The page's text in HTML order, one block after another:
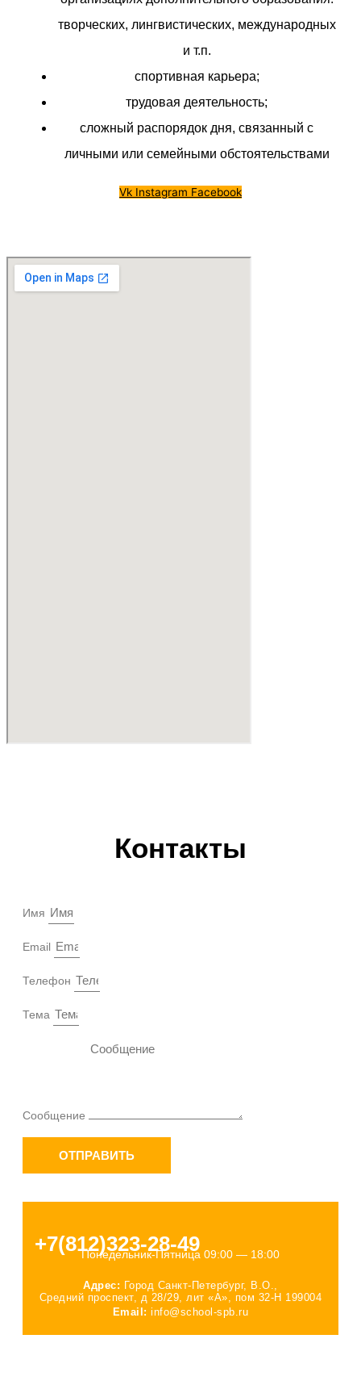
творческих, лингвистических, международных
и т.п.
спортивная карьера;
трудовая деятельность;
сложный распорядок дня, связанный с
личными или семейными обстоятельствами
Vk Instagram Facebook
Контакты
Имя
Email
Телефон
Тема
Сообщение
ОТПРАВИТЬ
+7(812)323-28-49
Понедельник-Пятница 09:00 — 18:00
Адрес: Город Санкт-Петербург, В.О.,
Средний проспект, д 28/29, лит «А», пом 32-Н 199004
Email:info@school-spb.ru